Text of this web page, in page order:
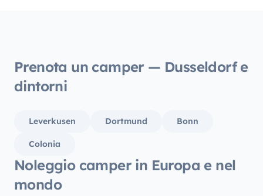
Prenota un camper — Dusseldorf e
dintorni
Leverkusen Dortmund Bonn
Colonia
Noleggio camper in Europa e nel
mondo